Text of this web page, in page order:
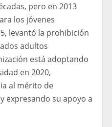
pero en 2013
los jóvenes
levantó la prohibición
adultos
está adoptando
en 2020,
al mérito de
expresando su apoyo a